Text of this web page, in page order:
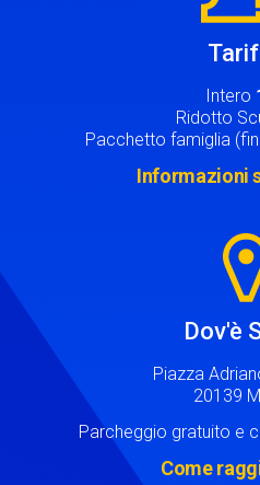
Intero
Ridotto
Pacchetto famiglia
Informazioni
Dov'è
Piazza
20139
Parcheggio gratuito e
Come